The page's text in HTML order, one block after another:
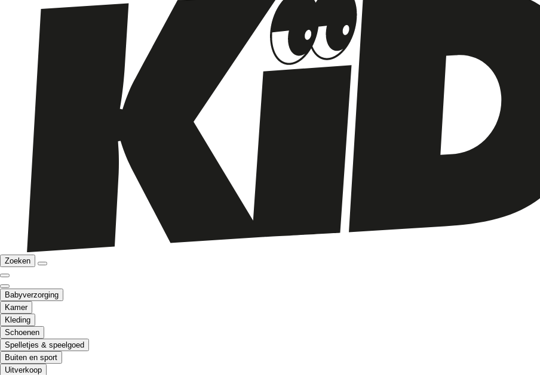
Zoeken
Babyverzorging
Kamer
Kleding
Schoenen
Spelletjes & speelgoed
Buiten en sport
Uitverkoop